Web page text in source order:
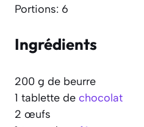
Portions: 6
Ingrédients
200 g de beurre
1 tablette de chocolat
2 œufs